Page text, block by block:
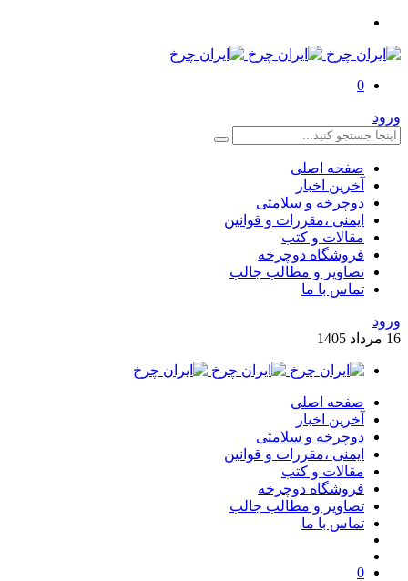
0
ورود
صفحه اصلی
آخرین اخبار
دوچرخه و سلامتی
ایمنی ،مقررات و قوانین
مقالات و کتب
فروشگاه دوچرخه
تصاویر و مطالب جالب
تماس با ما
ورود
16 مرداد 1405
صفحه اصلی
آخرین اخبار
دوچرخه و سلامتی
ایمنی ،مقررات و قوانین
مقالات و کتب
فروشگاه دوچرخه
تصاویر و مطالب جالب
تماس با ما
0